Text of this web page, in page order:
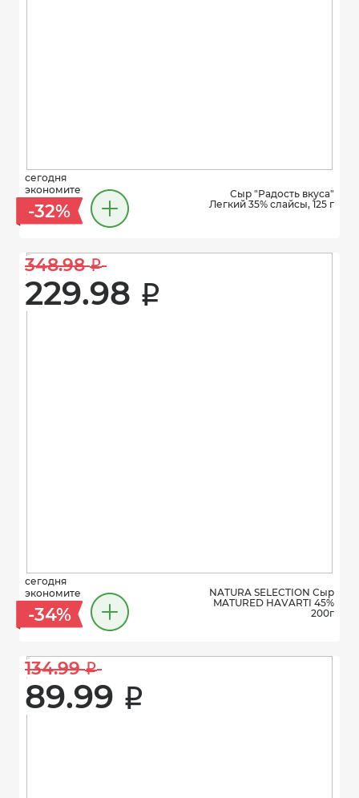
сегодня
экономите
-32%
Сыр "Радость вкуса"
Легкий 35% слайсы, 125 г
348.98 i
229.98 i
сегодня
экономите
-34%
NATURA SELECTION Сыр
MATURED HAVARTI 45%
200г
134.99 i
89.99 i